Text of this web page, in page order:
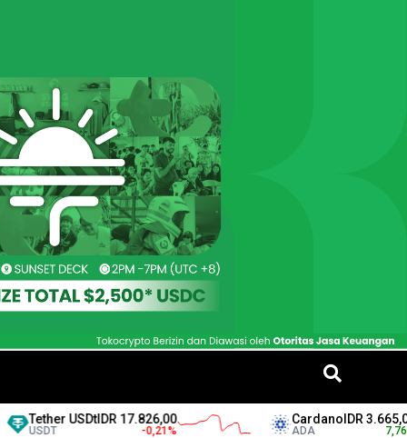
USDtIDR 17.826,00 CardanoIDR 3.665,00
ADA